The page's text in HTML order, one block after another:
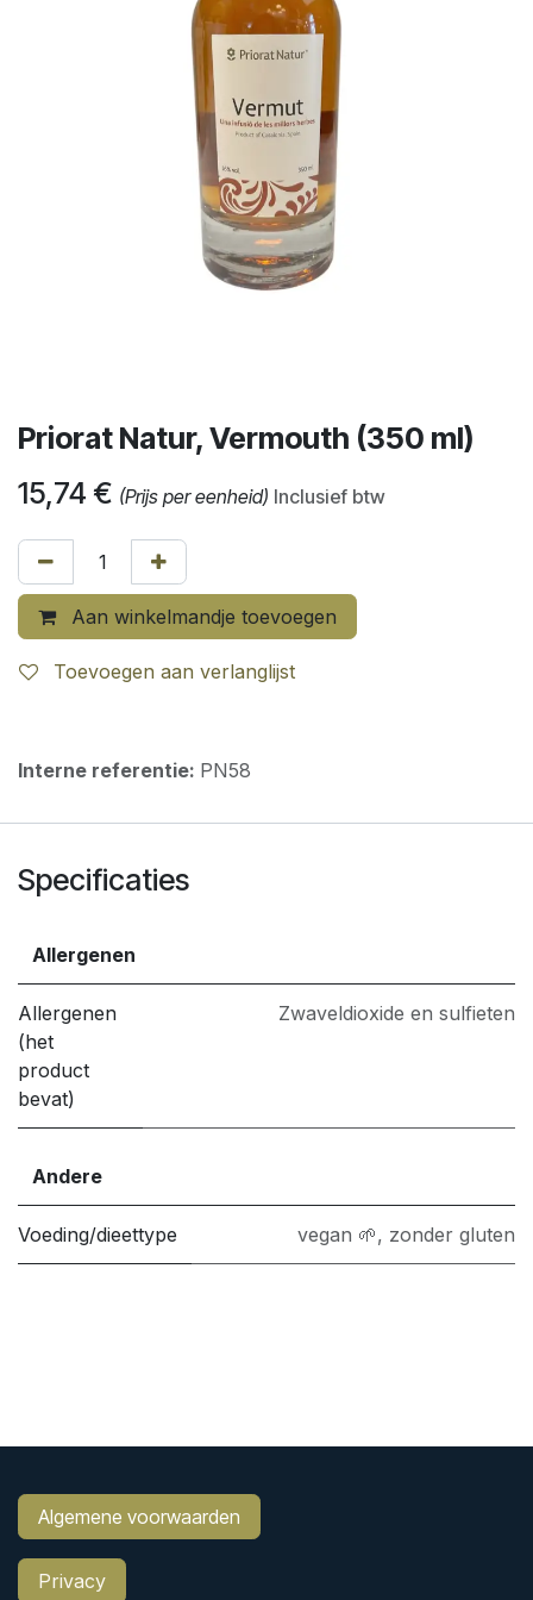
Priorat Natur, Vermouth (350 ml)
15,74 € (Prijs per eenheid) Inclusief btw
Aan winkelmandje toevoegen
Toevoegen aan verlanglijst
Interne referentie: PN58
Specificaties
Allergenen
Allergenen
(het
product
bevat)
Zwaveldioxide en sulfieten
Andere
Voeding/dieettype vegan 🌱, zonder gluten
Algemene voorwaarden
Privacy